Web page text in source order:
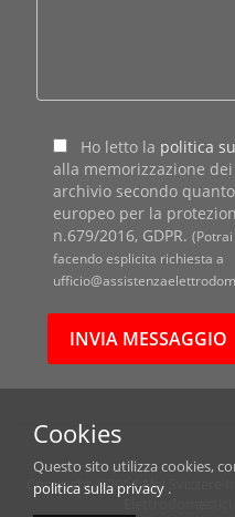
Ho letto la politica
alla memorizzazione
archivio secondo
europeo per la
n.679/2016, GDPR.
facendo esplicita richiesta a
Copyright ©2014 Alpi Svizzere
Cookies
Questo sito utilizza cookies,
politica sulla privacy .